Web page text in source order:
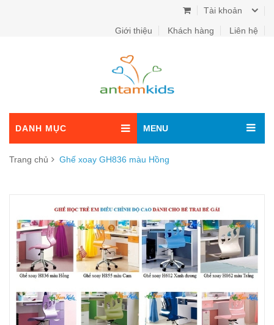
Tài khoản
Giới thiệu Khách hàng Liên hệ
DANH MỤC MENU
Trang chủ Ghế xoay GH836 màu Hồng